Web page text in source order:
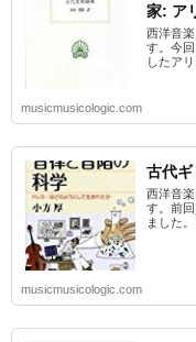
家: ア
西洋音
す。今
したア
musicmusicologic.com
古代
西洋音
す。前
ました
musicmusicologic.com